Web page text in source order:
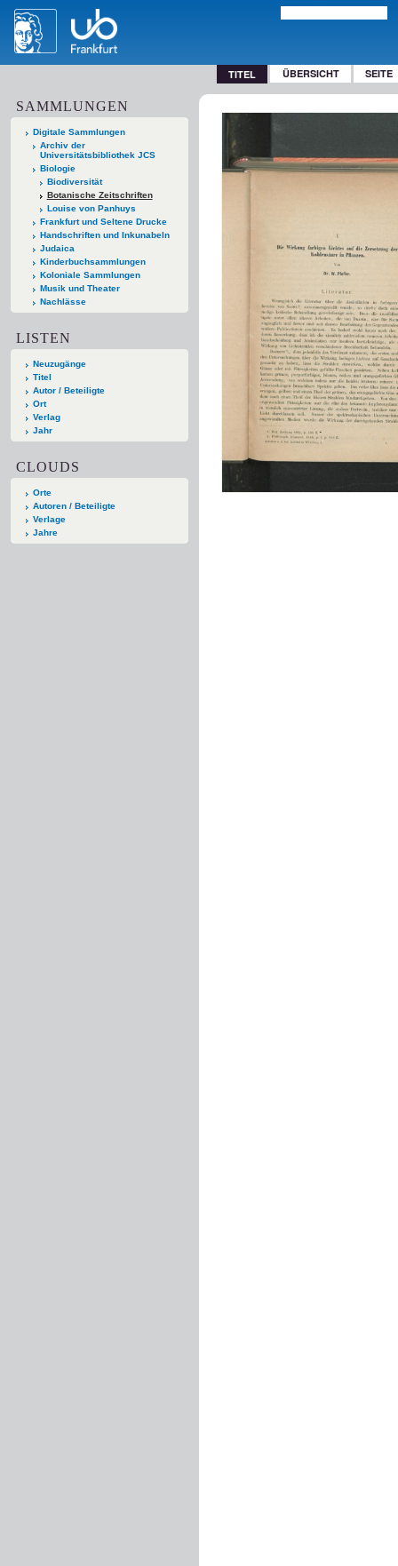
TITEL ÜBERSICHT SEITE
SAMMLUNGEN
Digitale Sammlungen
Archiv der
Universitätsbibliothek JCS
Biologie
Biodiversität
Botanische Zeitschriften
Louise von Panhuys
Frankfurt und Seltene Drucke
Handschriften und Inkunabeln
Judaica
Kinderbuchsammlungen
Koloniale Sammlungen
Musik und Theater
Nachlässe
LISTEN
Neuzugänge
Titel
Autor / Beteiligte
Ort
Verlag
Jahr
CLOUDS
Orte
Autoren / Beteiligte
Verlage
Jahre